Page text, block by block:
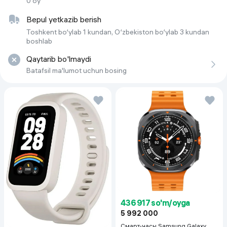
Bepul yetkazib berish
Toshkent bo‘ylab 1 kundan, O‘zbekiston bo‘ylab 3 kundan
boshlab
Qaytarib bo'lmaydi
Batafsil ma'lumot uchun bosing
436 917 so'm/oyga
5 992 000